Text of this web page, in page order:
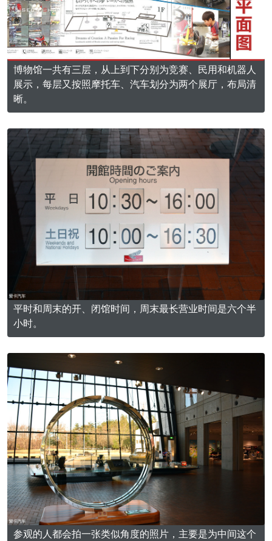
博物馆一共有三层，从上到下分别为竞赛、民用和机器人
展示，每层又按照摩托车、汽车划分为两个展厅，布局清
晰。
平时和周末的开、闭馆时间，周末最长营业时间是六个半
小时。
参观的人都会拍一张类似角度的照片，主要是为中间这个